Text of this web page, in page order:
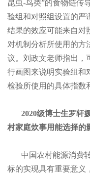
昆虫-鸟类”的食物链传
验组和对照组设置的严
结果的效应可能来自对
对机制分析所使用的方
议。刘政文老师指出，
行画图来说明实验组和
检验所使用的具体指数
2020级博士生罗轩
村家庭炊事用能选择的
中国农村能源消费转
标的实现具有重要意义